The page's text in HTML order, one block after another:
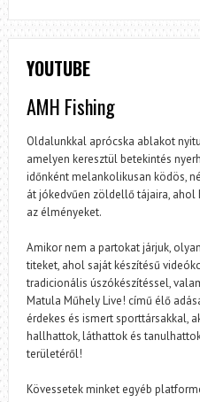
YOUTUBE
AMH Fishing
Oldalunkkal aprócska ablakot
amelyen keresztül betekintés
időnként melankolikusan ködös,
át jókedvűen zöldellő tájaira, ahol
az élményeket.
Amikor nem a partokat járjuk,
titeket, ahol saját készítésű
tradicionális úszókészítéssel,
Matula Műhely Live! című élő
érdekes és ismert sporttársakkal,
hallhattok, láthattok és
területéről!
Kövessetek minket egyéb